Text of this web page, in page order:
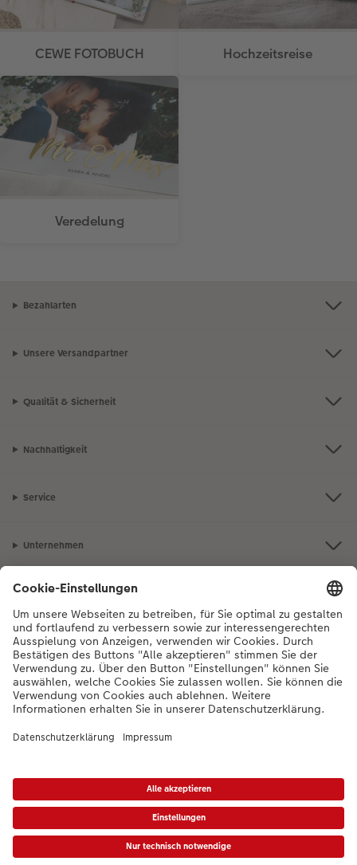
CEWE FOTOBUCH Hochzeitsreise
Veredelung
Bezahlarten
Unsere Versandpartner
Qualität & Sicherheit
Nachhaltigkeit
Service
Unternehmen
Sortiment
Inspiration
Montag bis Samstag von 8:00 – 20:00 Uhr und Sonntag von 10:00 –
20:00 Uhr (gesetzliche Feiertage ausgenommen) unter der
Telefonnummer044 499 01 21kontaktieren.
DE|FR|IT